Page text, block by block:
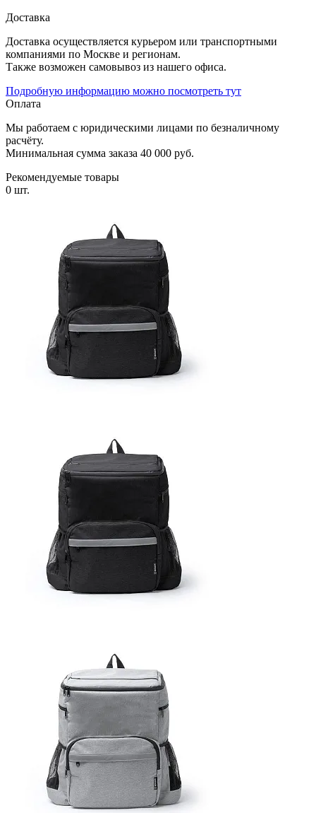
Доставка
Доставка осуществляется курьером или транспортными
компаниями по Москве и регионам.
Также возможен самовывоз из нашего офиса.
Подробную информацию можно посмотреть тут
Оплата
Мы работаем с юридическими лицами по безналичному
расчёту.
Минимальная сумма заказа 40 000 руб.
Рекомендуемые товары
0 шт.